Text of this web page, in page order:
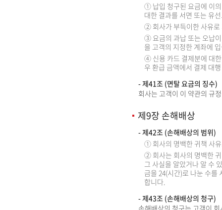
① 납입 청구된 요금에 이
대한 결과를 서면 또는 유
② 회사가 부득이한 사유로
③ 요금의 과납 또는 오납
을 고객의 지정한 계좌에
④ 신용 카드 결제분에 대
우 환급 금액에서 결제 대
- 제41조 (면탈 요금의 징수)
회사는 고객이 이 약관의 규
제9장 손해배상
- 제42조 (손해배상의 범위)
① 회사의 명백한 귀책 사
② 회사는 회사의 명백한
그 사실을 알았거나 알 수
금을 24(시간)로 나눈 수를
합니다.
- 제43조 (손해배상의 청구)
손해배상의 청구는 고객이